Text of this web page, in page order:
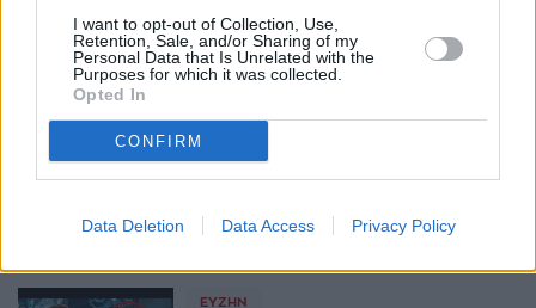
I want to opt-out of Collection, Use,
Retention, Sale, and/or Sharing of my
Personal Data that Is Unrelated with the
Purposes for which it was collected.
Opted In
CONFIRM
Data Deletion Data Access Privacy Policy
κατά της τάσης "Skinnytok" στο
TikTok
19:21, 18 Απριλίου 2025
Τα 3 νοητικά σενάρια "παγίδες"
08:22, 18 Απριλίου 2025
ΕΥΖΗΝ